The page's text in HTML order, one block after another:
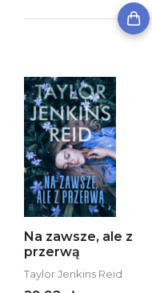
Na zawsze, ale z
przerwą
Taylor Jenkins Reid